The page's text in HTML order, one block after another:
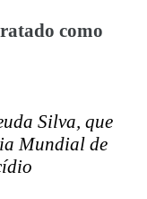
como
Silva, que
Mundial de